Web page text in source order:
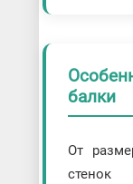
балки
От
стенок